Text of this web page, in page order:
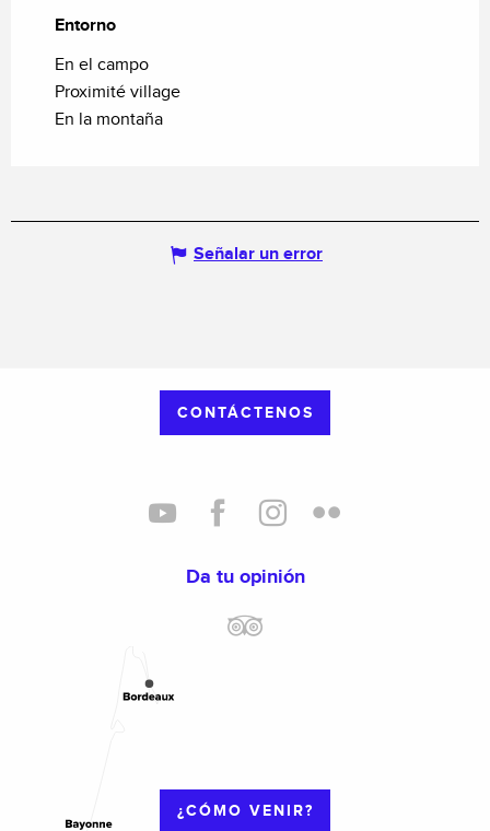
Entorno
Entorno
En el campo
Proximité village
En la montaña
Señalar un error
CONTÁCTENOS
Da tu opinión
¿CÓMO VENIR?